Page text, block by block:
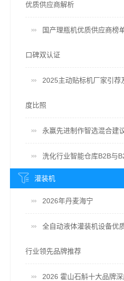
优质供应商解析
国产理瓶机优质供应商榜
口碑双认证
2025主动贴标机厂家引荐
度比照
永赢先进制作智选混合建
洗化行业智能仓库B2B与
灌装机
2026年丹麦海宁
全自动液体灌装机设备优
行业领先品牌推荐
2026 霍山石斛十大品牌